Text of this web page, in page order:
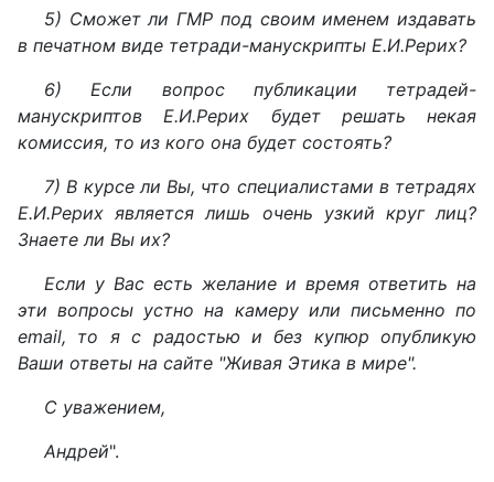
5) Сможет ли ГМР под своим именем издавать
в печатном виде тетради-манускрипты Е.И.Рерих?
6) Если вопрос публикации тетрадей-
манускриптов Е.И.Рерих будет решать некая
комиссия, то из кого она будет состоять?
7) В курсе ли Вы, что специалистами в тетрадях
Е.И.Рерих является лишь очень узкий круг лиц?
Знаете ли Вы их?
Если у Вас есть желание и время ответить на
эти вопросы устно на камеру или письменно по
email, то я с радостью и без купюр опубликую
Ваши ответы на сайте "Живая Этика в мире".
С уважением,
Андрей".